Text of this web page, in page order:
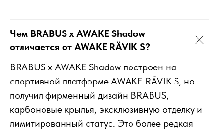
Чем BRABUS x AWAKE Shadow
отличается от AWAKE RÄVIK S?
BRABUS x AWAKE Shadow построен на
спортивной платформе AWAKE RÄVIK S, но
получил фирменный дизайн BRABUS,
карбоновые крылья, эксклюзивную отделку и
лимитированный статус. Это более редкая